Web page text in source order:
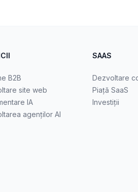
B2B
site web
IA
agenților AI
SAAS
Dezvoltare
Piață SaaS
Investiții